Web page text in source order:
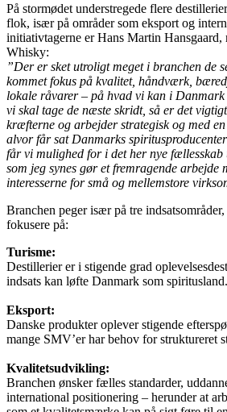
På stormødet understregede flere
flok, især på områder som eksport og
initiativtagerne er Hans Martin Hansgaard,
Whisky:
”Der er sket utroligt meget i branchen de
kommet fokus på kvalitet, håndværk,
lokale råvarer – på hvad vi kan i
vi skal tage de næste skridt, så er det
kræfterne og arbejder strategisk og med
alvor får sat Danmarks
får vi mulighed for i det her nye fællesskab
som jeg synes gør et fremragende arbejde
interesserne for små og mellemstore
Branchen peger især på tre
fokusere på:
Turisme:
Destillerier er i stigende grad
indsats kan løfte Danmark som spiritusland.
Eksport:
Danske produkter oplever stigende
mange SMV’er har behov for struktureret
Kvalitetsudvikling:
Branchen ønsker fælles standarder,
international positionering – herunder at